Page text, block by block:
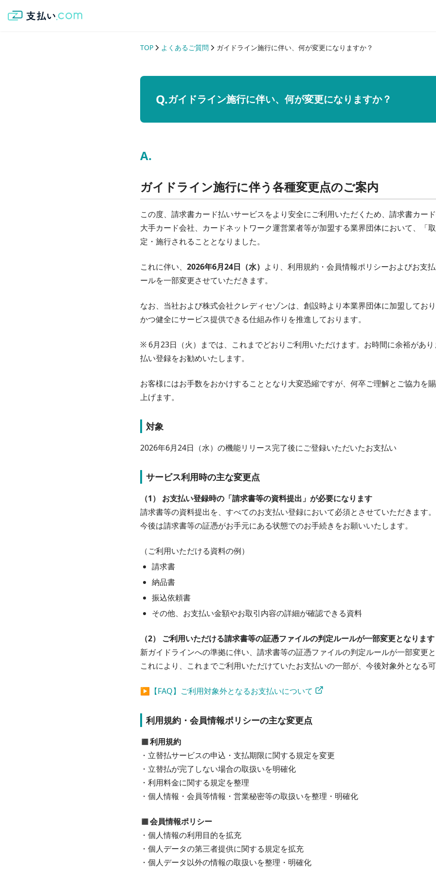
TOP よくあるご質問 ガイドライン施行に伴い、何が変更になりますか？
ガイドライン施行に伴い、何が変更になりますか？
ガイドライン施行に伴う各種変更点のご案内
この度、請求書カード払いサービスをより安全にご利用いただくため、請求書カー
大手カード会社、カードネットワーク運営業者等が加盟する業界団体において、「
定・施行されることとなりました。
これに伴い、 2026年6月24日（水） より、利用規約・会員情報ポリシーおよびお支
ールを一部変更させていただきます。
なお、当社および株式会社クレディセゾンは、創設時より本業界団体に加盟してお
かつ健全にサービス提供できる仕組み作りを推進しております。
※ 6月23日（火）までは、これまでどおりご利用いただけます。お時間に余裕があ
払い登録をお勧めいたします。
お客様にはお手数をおかけすることとなり大変恐縮ですが、何卒ご理解とご協力を
上げます。
対象
2026年6月24日（水）の機能リリース完了後にご登録いただいたお支払い
サービス利用時の主な変更点
（1） お支払い登録時の「請求書等の資料提出」が必要になります
請求書等の資料提出を、すべてのお支払い登録において必須とさせていただきます。
今後は請求書等の証憑がお手元にある状態でのお手続きをお願いいたします。
（ご利用いただける資料の例）
請求書
納品書
振込依頼書
その他、お支払い金額やお取引内容の詳細が確認できる資料
（2） ご利用いただける請求書等の証憑ファイルの判定ルールが一部変更となります
新ガイドラインへの準拠に伴い、請求書等の証憑ファイルの判定ルールが一部変更と
これにより、これまでご利用いただけていたお支払いの一部が、今後対象外となる可
▶︎ 【FAQ】ご利用対象外となるお支払いについて
利用規約・会員情報ポリシーの主な変更点
◼︎利用規約
・立替払サービスの申込・支払期限に関する規定を変更
・立替払が完了しない場合の取扱いを明確化
・利用料金に関する規定を整理
・個人情報・会員等情報・営業秘密等の取扱いを整理・明確化
◼︎会員情報ポリシー
・個人情報の利用目的を拡充
・個人データの第三者提供に関する規定を拡充
・個人データ以外の情報の取扱いを整理・明確化